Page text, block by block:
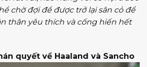
chờ đợi để được trở lại sân cỏ để
thân yêu thích và cống hiến hết
quyết về Haaland và Sancho